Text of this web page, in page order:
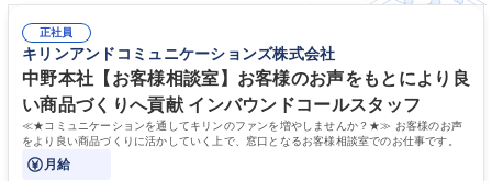
正社員
キリンアンドコミュニケーションズ株式会社
中野本社【お客様相談室】お客様のお声をもとにより良
い商品づくりへ貢献 インバウンドコールスタッフ
≪★コミュニケーションを通してキリンのファンを増やしませんか？★≫ お客様のお声
をより良い商品づくりに活かしていく上で、窓口となるお客様相談室でのお仕事です。
月給